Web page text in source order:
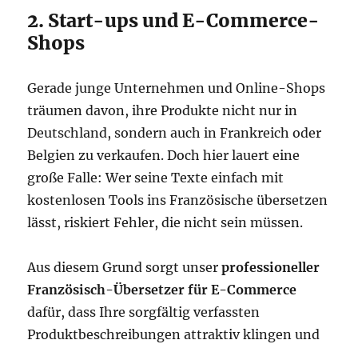
2. Start-ups und E-Commerce-
Shops
Gerade junge Unternehmen und Online-Shops
träumen davon, ihre Produkte nicht nur in
Deutschland, sondern auch in Frankreich oder
Belgien zu verkaufen. Doch hier lauert eine
große Falle: Wer seine Texte einfach mit
kostenlosen Tools ins Französische übersetzen
lässt, riskiert Fehler, die nicht sein müssen.
Aus diesem Grund sorgt unserprofessioneller
Französisch-Übersetzer für E-Commerce
dafür, dass Ihre sorgfältig verfassten
Produktbeschreibungen attraktiv klingen und